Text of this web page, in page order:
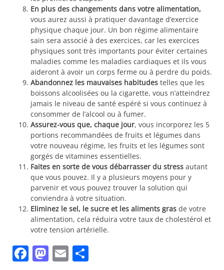
En plus des changements dans votre alimentation,
vous aurez aussi à pratiquer davantage d’exercice
physique chaque jour. Un bon régime alimentaire
sain sera associé à des exercices, car les exercices
physiques sont très importants pour éviter certaines
maladies comme les maladies cardiaques et ils vous
aideront à avoir un corps ferme ou à perdre du poids.
Abandonnez les mauvaises habitudes telles que les
boissons alcoolisées ou la cigarette, vous n’atteindrez
jamais le niveau de santé espéré si vous continuez à
consommer de l’alcool ou à fumer.
Assurez-vous que, chaque jour, vous incorporez les 5
portions recommandées de fruits et légumes dans
votre nouveau régime, les fruits et les légumes sont
gorgés de vitamines essentielles.
Faites en sorte de vous débarrasser du stress autant
que vous pouvez. Il y a plusieurs moyens pour y
parvenir et vous pouvez trouver la solution qui
conviendra à votre situation.
Eliminez le sel, le sucre et les aliments gras de votre
alimentation, cela réduira votre taux de cholestérol et
votre tension artérielle.
Facebook
Mastodon
Email